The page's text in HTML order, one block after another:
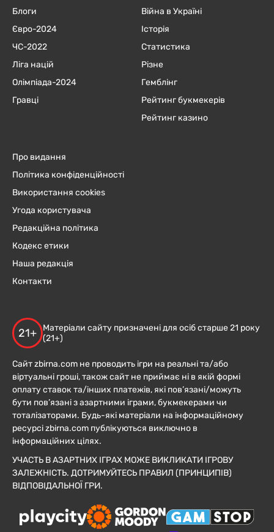
Блоги
Євро-2024
ЧC-2022
Ліга націй
Олімпіада-2024
Гравці
Війна в Україні
Історія
Статистика
Різне
Гемблінг
Рейтинг букмекерів
Рейтинг казино
Про видання
Політика конфіденційності
Використання cookies
Угода користувача
Редакційна політика
Кодекс етики
Наша редакція
Контакти
21+
Матеріали сайту призначені для осіб старше 21 року
(21+)
Сайт zbirna.com не проводить ігри на реальні та/або
віртуальні гроші, також сайт не приймає ні в якій формі
оплату ставок та/інших платежів, які пов’язані/можуть
бути пов’язані з азартними іграми, букмекерами чи
тоталізаторами. Будь-які матеріали на інформаційному
ресурсі zbirna.com публікуються виключно в
інформаційних цілях.
УЧАСТЬ В АЗАРТНИХ ІГРАХ МОЖЕ ВИКЛИКАТИ ІГРОВУ
ЗАЛЕЖНІСТЬ. ДОТРИМУЙТЕСЬ ПРАВИЛ (ПРИНЦИПІВ)
ВІДПОВІДАЛЬНОЇ ГРИ.